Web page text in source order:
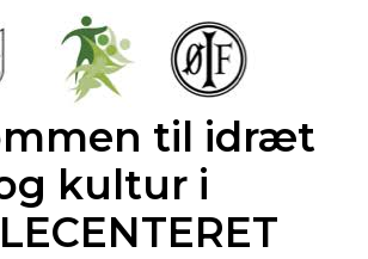
til idræt
kultur i